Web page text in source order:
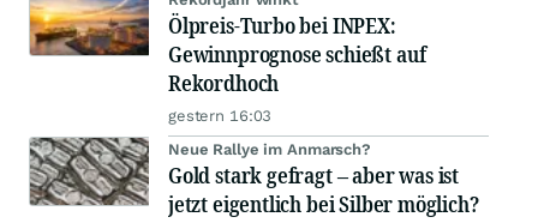
Ölpreis-Turbo bei INPEX:
Gewinnprognose schießt auf
Rekordhoch
gestern 16:03
Neue Rallye im Anmarsch?
Gold stark gefragt – aber was ist
jetzt eigentlich bei Silber möglich?